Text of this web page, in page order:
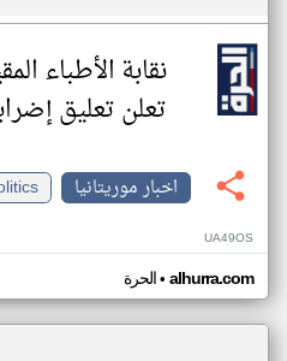
نقابة الأطباء
تعلن تعليق
اخبار موريتانيا
UA49OS
الحرة• alhurra.com